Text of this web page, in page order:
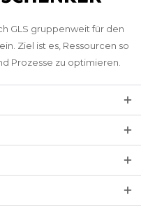
GLS gruppenweit für den
Ziel ist es, Ressourcen so
Prozesse zu optimieren.